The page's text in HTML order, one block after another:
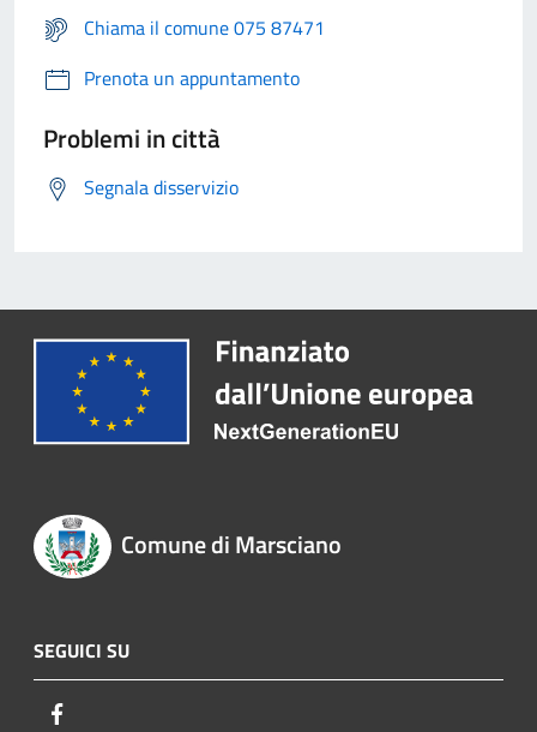
Chiama il comune 075 87471
Prenota un appuntamento
Problemi in città
Segnala disservizio
Comune di Marsciano
SEGUICI SU